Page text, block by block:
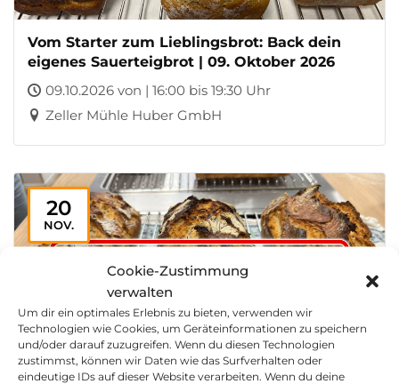
Cookie-Zustimmung
verwalten
Um dir ein optimales Erlebnis zu bieten, verwenden wir
Technologien wie Cookies, um Geräteinformationen zu speichern
und/oder darauf zuzugreifen. Wenn du diesen Technologien
zustimmst, können wir Daten wie das Surfverhalten oder
eindeutige IDs auf dieser Website verarbeiten. Wenn du deine
Vom Starter zum Lieblingsbrot: Back dein
eigenes Sauerteigbrot | 09. Oktober 2026
09.10.2026 von | 16:00 bis 19:30 Uhr
Zeller Mühle Huber GmbH
20
NOV.